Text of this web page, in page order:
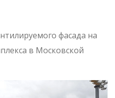
фасада на
в Московской